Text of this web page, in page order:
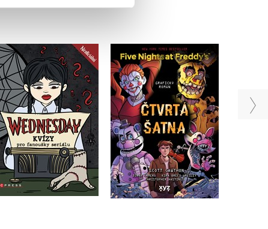
Wednesday – kvízy pro
fanoušky seriálu
Do košíku
249 Kč
199 Kč
Five Nights at
Freddy's: Čtvrtá šatna
(grafický román)
Scott Cawthon
Do košíku
399 Kč
319 Kč